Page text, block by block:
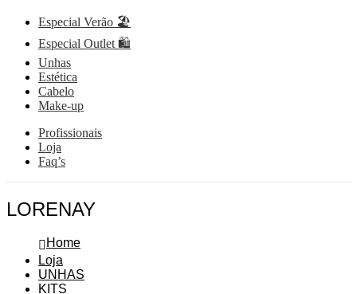
Especial Verão 🏖️
Especial Outlet 🛍️
Unhas
Estética
Cabelo
Make-up
Profissionais
Loja
Faq’s
LORENAY
Home
Loja
UNHAS
KITS